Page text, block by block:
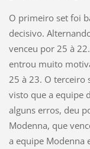
O primeiro set foi
decisivo.
venceu por 25 à
entrou muito
25 à 23. O terceiro
visto que a equipe
alguns erros, deu
Modenna, que
a equipe Modenna